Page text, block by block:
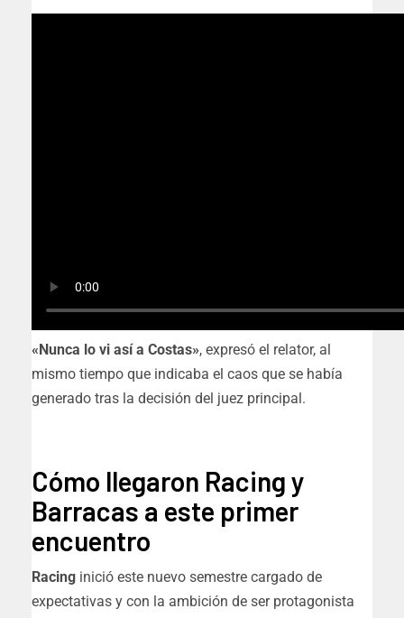
«Nunca lo vi así a Costas», expresó el relator, al
mismo tiempo que indicaba el caos que se había
generado tras la decisión del juez principal.
Cómo llegaron Racing y
Barracas a este primer
encuentro
Racing inició este nuevo semestre cargado de
expectativas y con la ambición de ser protagonista